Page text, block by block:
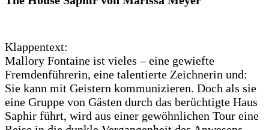
Klappentext:
Mallory Fontaine ist vieles – eine gewiefte
Fremdenführerin, eine talentierte Zeichnerin und:
Sie kann mit Geistern kommunizieren. Doch als sie
eine Gruppe von Gästen durch das berüchtigte Haus
Saphir führt, wird aus einer gewöhnlichen Tour eine